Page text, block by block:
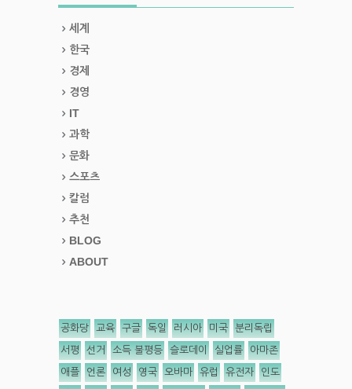
세계
한국
경제
경영
IT
과학
문화
스포츠
칼럼
추천
BLOG
ABOUT
공화당 교육 구글 독일 러시아 미국 분리독립
서평 선거 소득 불평등 슬로데이 실업률 아마존
애플 언론 여성 영국 오바마 유럽 유전자 인도